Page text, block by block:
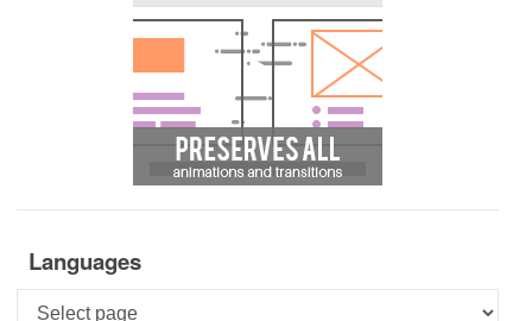
Languages
Languages